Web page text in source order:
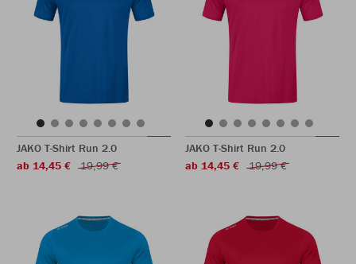
JAKO T-Shirt Run 2.0
ab 14,45 €
19,99 €
JAKO T-Shirt Run 2.0
ab 14,45 €
19,99 €